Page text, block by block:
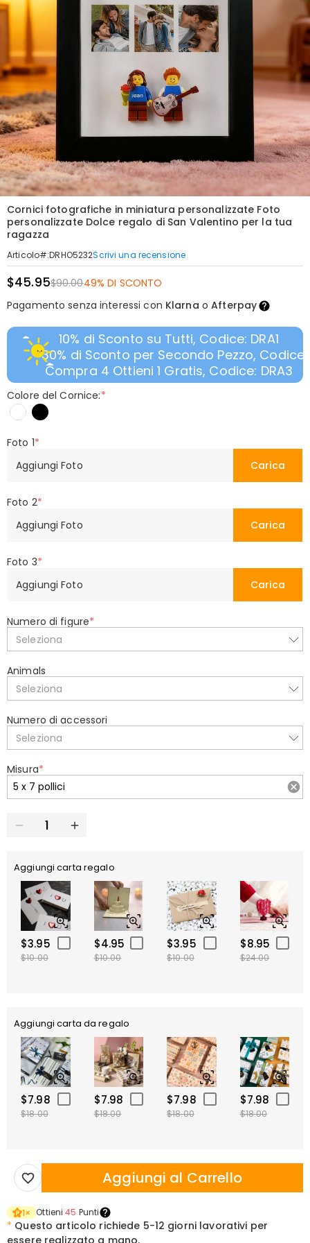
Cornici fotografiche in miniatura personalizzate Foto
personalizzate Dolce regalo di San Valentino per la tua
ragazza
Articolo#:DRHO5232Scrivi una recensione
$45.95$90.0049% DI SCONTO
Pagamento senza interessi con Klarna oAfterpay
10% di Sconto su Tutti, Codice: DRA1
30% di Sconto per Secondo Pezzo, Codice:
Compra 4 Ottieni 1 Gratis, Codice: DRA3
Colore del Cornice:*
Foto 1*
Aggiungi Foto
Carica
Foto 2*
Aggiungi Foto
Carica
Foto 3*
Aggiungi Foto
Carica
Numero di figure*
Seleziona
Animals
Seleziona
Numero di accessori
Seleziona
Misura*
Aggiungi carta regalo
$3.95
$10.00
$4.95
$10.00
$3.95
$10.00
$8.95
$24.00
Aggiungi carta da regalo
$7.98
$18.00
$7.98
$18.00
$7.98
$18.00
$7.98
$18.00
Aggiungi al Carrello
1× Ottieni45 Punti
* Questo articolo richiede 5-12 giorni lavorativi per
essere realizzato a mano.